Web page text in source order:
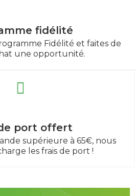
fidélité
Fidélité et faites de
une opportunité.
port offert
supérieure à 65€, nous
les frais de port !